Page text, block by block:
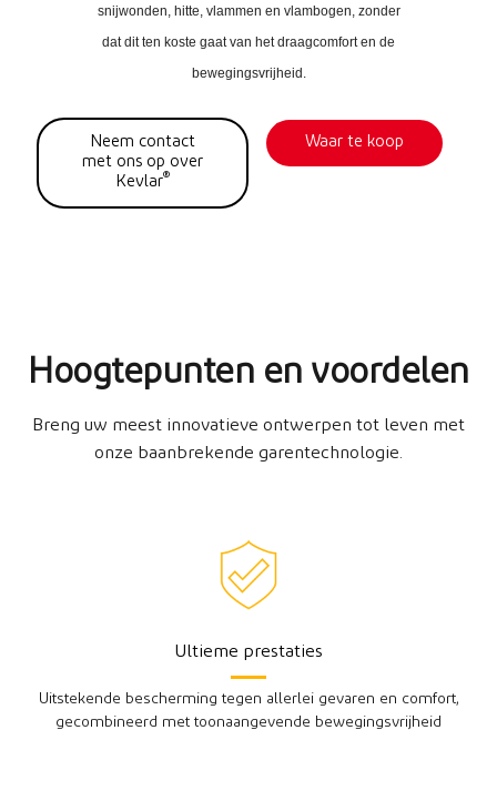
snijwonden, hitte, vlammen en vlambogen, zonder
dat dit ten koste gaat van het draagcomfort en de
bewegingsvrijheid.
Neem contact
met ons op over
Kevlar®
Waar te koop
Hoogtepunten en voordelen
Breng uw meest innovatieve ontwerpen tot leven met
onze baanbrekende garentechnologie.
Ultieme prestaties
Uitstekende bescherming tegen allerlei gevaren en comfort,
gecombineerd met toonaangevende bewegingsvrijheid